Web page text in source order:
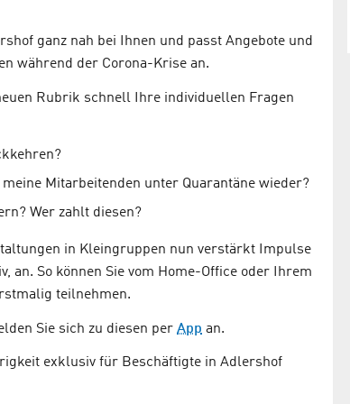
ganz nah bei Ihnen und passt Angebote und
während der Corona-Krise an.
Rubrik schnell Ihre individuellen Fragen
Mitar­beitenden unter Quaran­täne wieder?
Wer zahlt diesen?
in Kleingruppen nun verstärkt Impulse
an. So können Sie vom Home-Office oder Ihrem
teilnehmen.
Sie sich zu diesen per App an.
exklusiv für Beschäftigte in Adlershof